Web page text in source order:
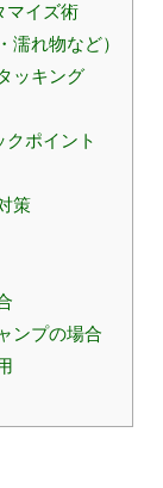
マイズ術
濡れ物など）
ッキング
ポイント
策
ンプの場合